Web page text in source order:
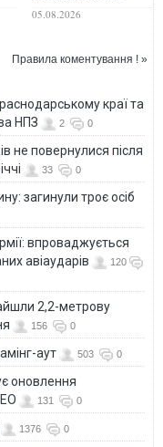
ніч: судитимуть
05.08.2026
Правила коментування ! »
краї та
НПЗ
2 0
не повернулися після
33 0
загинули троє осіб
впроваджується
авіаударів
120
2,2-метрову
156 0
аут 503 0
оновлення
131 0
1376 0